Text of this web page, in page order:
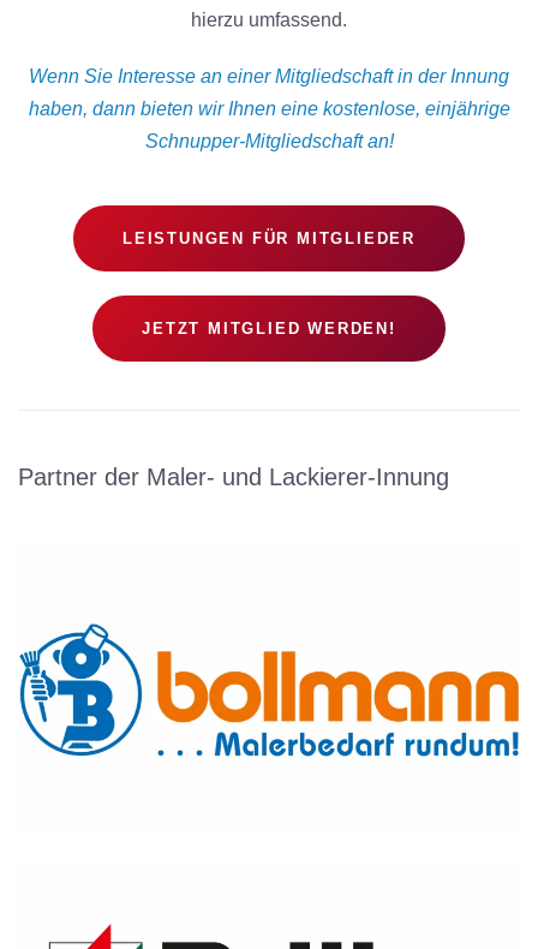
hierzu umfassend.
Wenn Sie Interesse an einer Mitgliedschaft in der Innung
haben, dann bieten wir Ihnen eine kostenlose, einjährige
Schnupper-Mitgliedschaft an!
LEISTUNGEN FÜR MITGLIEDER
JETZT MITGLIED WERDEN!
Partner der Maler- und Lackierer-Innung